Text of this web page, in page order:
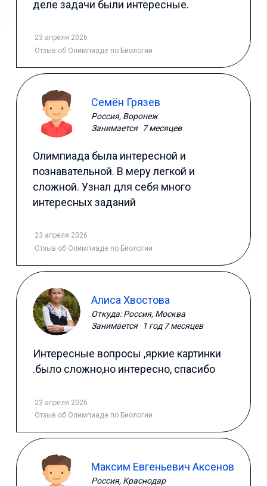
деле задачи были интересные.
23 апреля 2026
Отзыв об Олимпиаде по Биологии
Семён Грязев
Россия, Воронеж
Занимается 7 месяцев
Олимпиада была интересной и
познавательной. В меру легкой и
сложной. Узнал для себя много
интересных заданий
23 апреля 2026
Отзыв об Олимпиаде по Биологии
Алиса Хвостова
Откуда: Россия, Москва
Занимается
1 год 7 месяцев
Интересные вопросы ,яркие картинки
.было сложно,но интересно, спасибо
23 апреля 2026
Отзыв об Олимпиаде по Биологии
Максим Евгеньевич Аксенов
Россия, Краснодар